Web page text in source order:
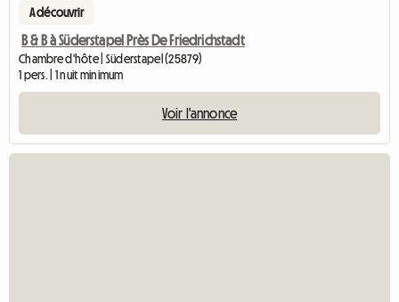
A découvrir
B & B à Süderstapel Près De Friedrichstadt
Chambre d'hôte | Süderstapel (25879)
1 pers. | 1 nuit minimum
Voir l'annonce